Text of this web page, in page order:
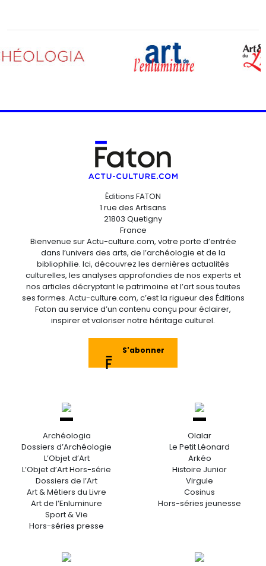
Éditions FATON
1 rue des Artisans
21803 Quetigny
France
Bienvenue sur Actu-culture.com, votre porte d’entrée
dans l’univers des arts, de l’archéologie et de la
bibliophilie. Ici, découvrez les dernières actualités
culturelles, les analyses approfondies de nos experts et
nos articles décryptant le patrimoine et l’art sous toutes
ses formes. Actu-culture.com, c’est la rigueur des Éditions
Faton au service d’un contenu conçu pour éclairer,
inspirer et valoriser notre héritage culturel.
S'abonner
Archéologia
Dossiers d’Archéologie
L’Objet d’Art
L’Objet d’Art Hors-série
Dossiers de l’Art
Art & Métiers du Livre
Art de l’Enluminure
Sport & Vie
Hors-séries presse
Olalar
Le Petit Léonard
Arkéo
Histoire Junior
Virgule
Cosinus
Hors-séries jeunesse